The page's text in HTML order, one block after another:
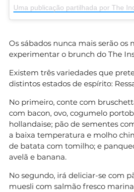
Os sábados nunca mais serão os
experimentar o brunch do The
Existem três variedades que
distintos estados de espírito:
No primeiro, conte com
com bacon, ovo, cogumelo
hollandaise; pão de sementes
a baixa temperatura e molho
de batata com tomilho; e
avelã e banana.
No segundo, irá deliciar-se com
muesli com salmão fresco